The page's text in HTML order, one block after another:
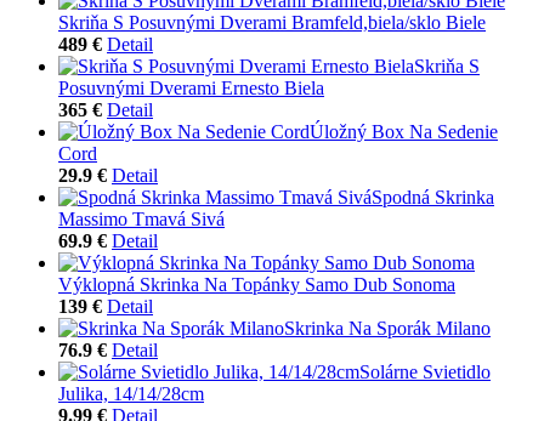
Skriňa S Posuvnými Dverami Bramfeld,biela/sklo Biele
489 € Detail
Skriňa S
Posuvnými Dverami Ernesto Biela
365 € Detail
Úložný Box Na Sedenie
Cord
29.9 € Detail
Spodná Skrinka
Massimo Tmavá Sivá
69.9 € Detail
Výklopná Skrinka Na Topánky Samo Dub Sonoma
139 € Detail
Skrinka Na Sporák Milano
76.9 € Detail
Solárne Svietidlo
Julika, 14/14/28cm
9.99 € Detail